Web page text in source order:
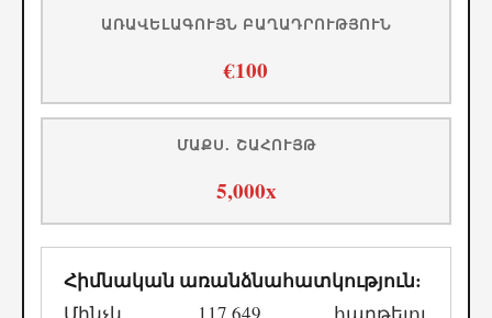
ԱՌԱՎԵԼԱԳՈՒՅՆ ԲԱՂԱԴՐՈՒԹՅՈՒՆ
€100
ՄԱՔՍ. ՇԱՀՈՒՅԹ
5,000x
Հիմնական առանձնահատկություն: